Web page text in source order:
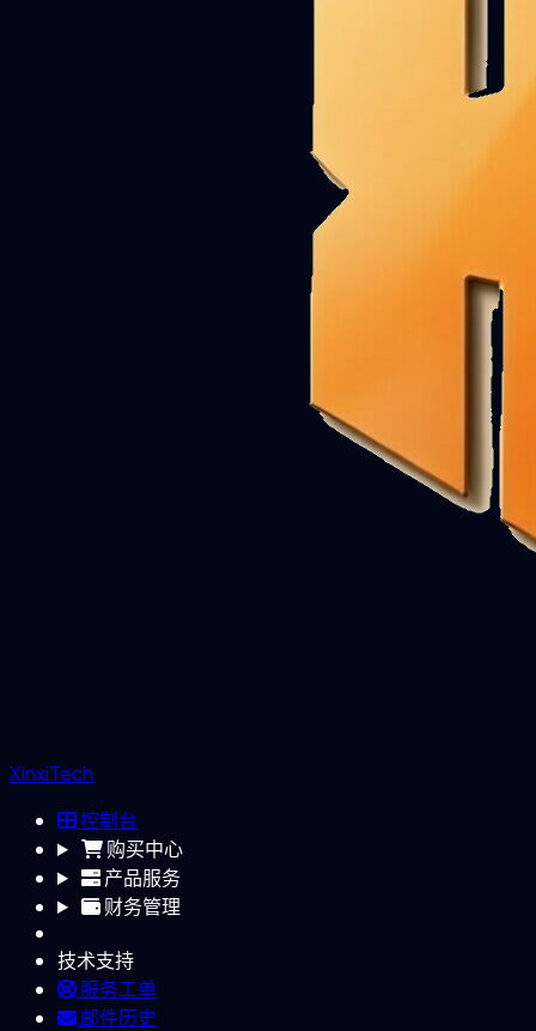
XinxiTech
控制台
购买中心
产品服务
财务管理
技术支持
服务工单
邮件历史